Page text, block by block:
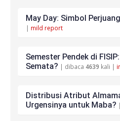
May Day: Simbol
| mild report
Semester Pendek di
Semata? | dibaca 4639 kali |
Distribusi Atribut
Urgensinya untuk Maba?